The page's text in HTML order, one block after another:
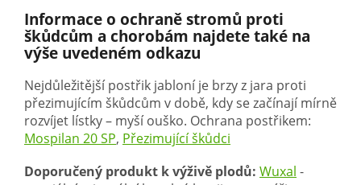
Informace o ochraně stromů proti
škůdcům a chorobám najdete také na
výše uvedeném odkazu
Nejdůležitější postřik jabloní je brzy z jara proti
přezimujícím škůdcům v době, kdy se začínají mírně
rozvíjet lístky – myší ouško. Ochrana postřikem:
Mospilan 20 SP, Přezimující škůdci
Doporučený produkt k výživě plodů: Wuxal -